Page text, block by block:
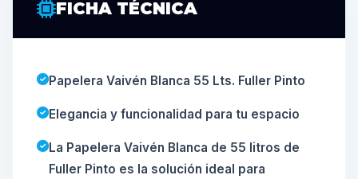
FICHA TÉCNICA
Papelera Vaivén Blanca 55 Lts. Fuller Pinto
Elegancia y funcionalidad para tu espacio
La Papelera Vaivén Blanca de 55 litros de
Fuller Pinto es la solución ideal para